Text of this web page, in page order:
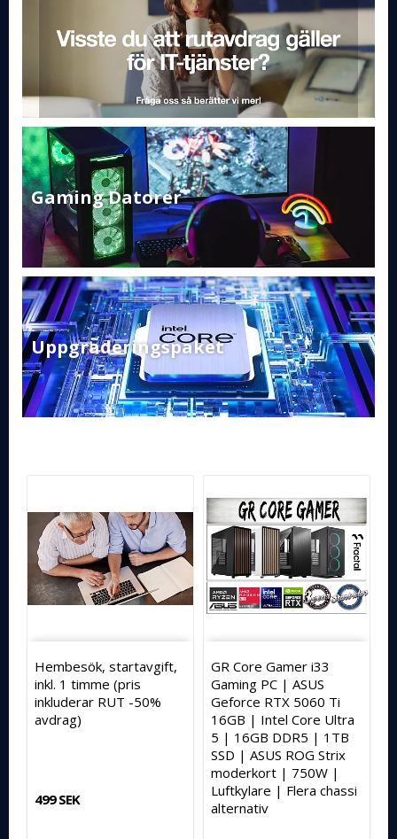
Gaming Datorer
Uppgraderingspaket
Hembesök, startavgift,
inkl. 1 timme (pris
inkluderar RUT -50%
avdrag)
499 SEK
GR Core Gamer i33
Gaming PC | ASUS
Geforce RTX 5060 Ti
16GB | Intel Core Ultra
5 | 16GB DDR5 | 1TB
SSD | ASUS ROG Strix
moderkort | 750W |
Luftkylare | Flera chassi
alternativ